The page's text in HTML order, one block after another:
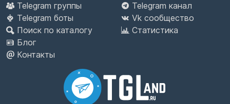
Telegram группы
Telegram боты
Поиск по каталогу
Блог
Контакты
Telegram канал
Vk сообщество
Статистика